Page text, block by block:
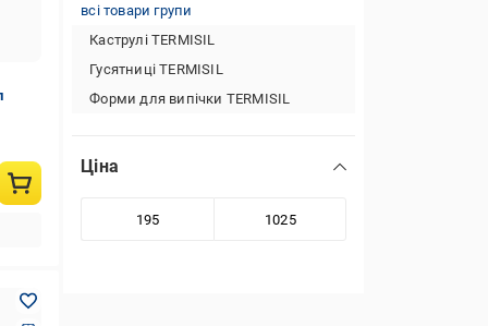
всі товари групи
Каструлі TERMISIL
Гусятниці TERMISIL
Форми для випічки TERMISIL
Ціна